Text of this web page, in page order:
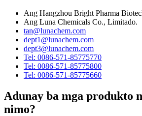
Ang Hangzhou Bright Pharma
Ang Luna Chemicals Co., Limitado.
tan@lunachem.com
dept1@lunachem.com
dept3@lunachem.com
Tel: 0086-571-85775770
Tel: 0086-571-85775800
Tel: 0086-571-85775660
Adunay ba mga produkto
nimo?